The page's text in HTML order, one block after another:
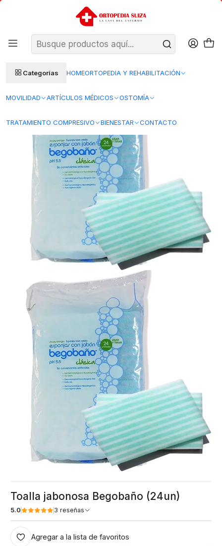
Categorías HOMEORTOPEDIA Y REHABILITACIÓN
MOVILIDAD ARTÍCULOS MÉDICOS OSTOMÍA
TRATAMIENTO COMPRESIVO BIENESTAR CONTACTO
SANTIAGO: ENTREGA AL DÍA HÁBIL SIGUIENTE (L–V)
REGIONES 48–72 HORAS HÁBILES
Movilidad Artículos para el Baño Higiene Corporal
Toalla jabonosa Begobaño (24un)
Toalla jabonosa Begobaño (24un)
5.0 3 reseñas
Agregar a la lista de favoritos